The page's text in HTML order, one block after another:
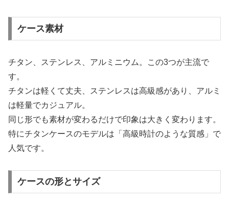
ケース素材
チタン、ステンレス、アルミニウム。この3つが主流で
す。
チタンは軽くて丈夫、ステンレスは高級感があり、アルミ
は軽量でカジュアル。
同じ形でも素材が変わるだけで印象は大きく変わります。
特にチタンケースのモデルは「高級時計のような質感」で
人気です。
ケースの形とサイズ